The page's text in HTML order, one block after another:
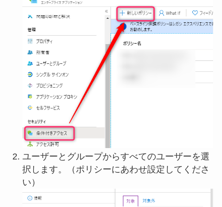
ユーザーとグループからすべてのユーザーを選
択します。（ポリシーにあわせ設定してくださ
い）